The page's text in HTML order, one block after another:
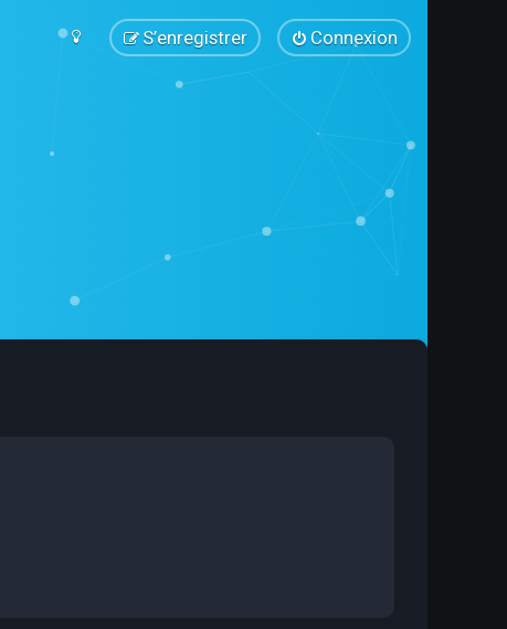
Connexion
S’enregistrer